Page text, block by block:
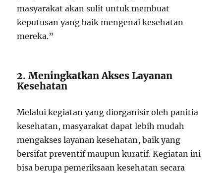
masyarakat akan sulit untuk membuat
keputusan yang baik mengenai kesehatan
mereka.”
2. Meningkatkan Akses Layanan
Kesehatan
Melalui kegiatan yang diorganisir oleh panitia
kesehatan, masyarakat dapat lebih mudah
mengakses layanan kesehatan, baik yang
bersifat preventif maupun kuratif. Kegiatan ini
bisa berupa pemeriksaan kesehatan secara